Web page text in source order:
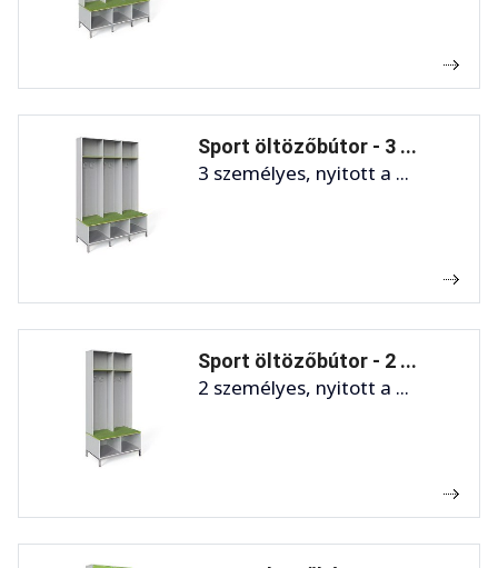
Sport öltözőbútor - 3 ...
3 személyes, nyitott a ...
Sport öltözőbútor - 2 ...
2 személyes, nyitott a ...